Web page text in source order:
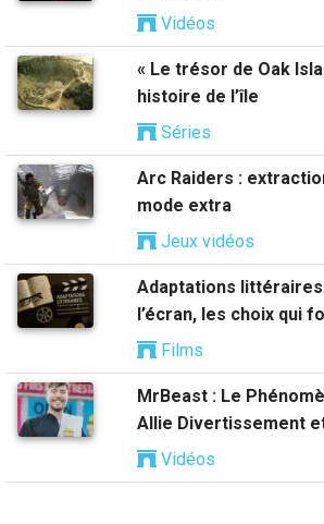
Vidéos
« Le trésor de Oak
histoire de l’île
Séries
Arc Raiders :
mode extra
Jeux vidéos
Adaptations littéraires
l’écran, les choix qui
Films
MrBeast : Le
Allie Divertissement
Vidéos